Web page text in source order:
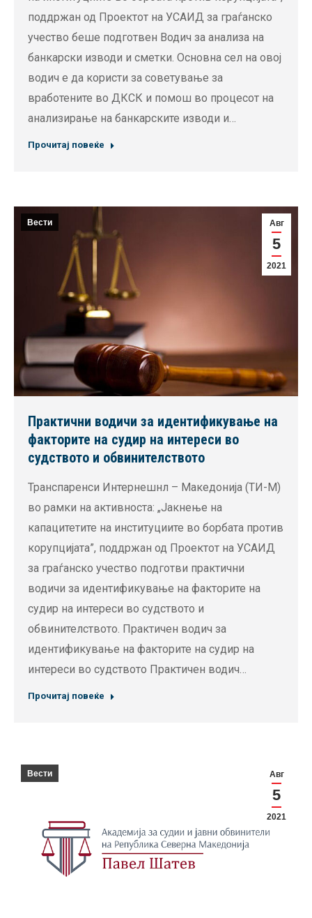
поддржан од Проектот на УСАИД за граѓанско
учество беше подготвен Водич за анализа на
банкарски изводи и сметки. Основна сел на овој
водич е да користи за советување за
вработените во ДКСК и помош во процесот на
анализирање на банкарските изводи и…
Прочитај повеќе
Авг
5
2021
Вести
Практични водичи за идентификување на
факторите на судир на интереси во
судството и обвинителството
Транспаренси Интернешнл – Македонија (ТИ-М)
во рамки на активноста: „Јакнење на
капацитетите на институциите во борбата против
корупцијата”, поддржан од Проектот на УСАИД
за граѓанско учество подготви практични
водичи за идентификување на факторите на
судир на интереси во судството и
обвинителството. Практичен водич за
идентификување на факторите на судир на
интереси во судството Практичен водич…
Прочитај повеќе
Авг
5
2021
Вести